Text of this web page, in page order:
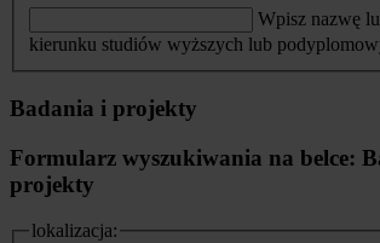
Wpisz nazwę
kierunku studiów wyższych lub
Badania i projekty
Formularz wyszukiwania na belce:
projekty
lokalizacja: